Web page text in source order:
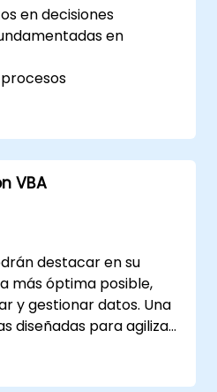
en decisiones
en
VBA
destacar en su
más óptima posible,
y gestionar datos. Una
diseñadas para agilizar
actividades realizadas